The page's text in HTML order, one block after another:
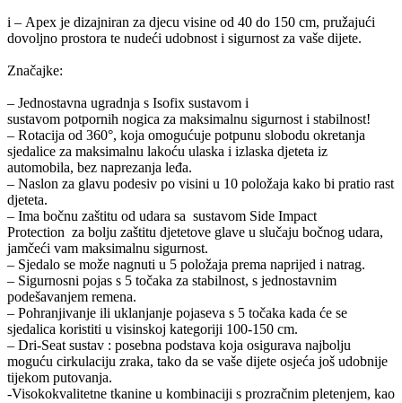
i – Apex je dizajniran za djecu visine od 40 do 150 cm, pružajući
dovoljno prostora te nudeći udobnost i sigurnost za vaše dijete.
Značajke:
– Jednostavna ugradnja s Isofix sustavom i
sustavom potpornih nogica za maksimalnu sigurnost i stabilnost!
– Rotacija od 360°, koja omogućuje potpunu slobodu okretanja
sjedalice za maksimalnu lakoću ulaska i izlaska djeteta iz
automobila, bez naprezanja leđa.
– Naslon za glavu podesiv po visini u 10 položaja kako bi pratio rast
djeteta.
– Ima bočnu zaštitu od udara sa sustavom Side Impact
Protection za bolju zaštitu djetetove glave u slučaju bočnog udara,
jamčeći vam maksimalnu sigurnost.
– Sjedalo se može nagnuti u 5 položaja prema naprijed i natrag.
– Sigurnosni pojas s 5 točaka za stabilnost, s jednostavnim
podešavanjem remena.
– Pohranjivanje ili uklanjanje pojaseva s 5 točaka kada će se
sjedalica koristiti u visinskoj kategoriji 100-150 cm.
– Dri-Seat sustav : posebna podstava koja osigurava najbolju
moguću cirkulaciju zraka, tako da se vaše dijete osjeća još udobnije
tijekom putovanja.
-Visokokvalitetne tkanine u kombinaciji s prozračnim pletenjem, kao